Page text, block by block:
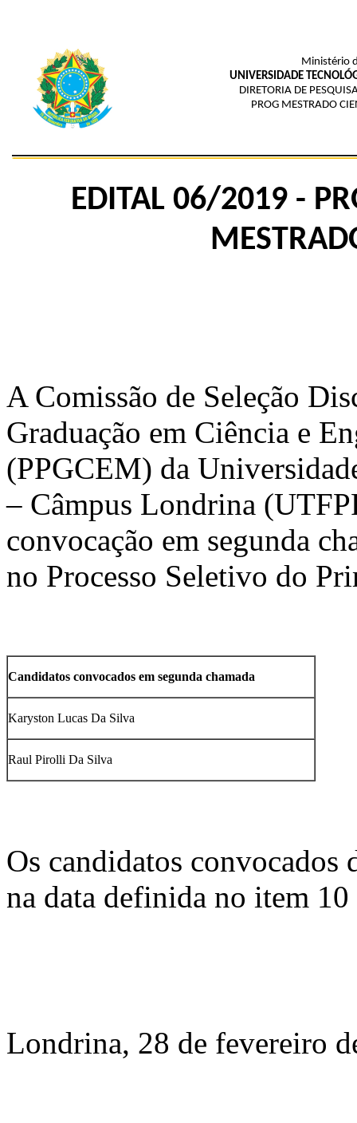
Ministério
UNIVERSIDADE
DIRETORIA DE
PROG MESTRADO
EDITAL 06/2019 -
A Comissão de Seleção
Graduação em Ciência e
(PPGCEM) da
– Câmpus Londrina
convocação em segunda
no Processo Seletivo do
Candidatos convocados em segunda chamada
Karyston Lucas Da Silva
Raul Pirolli Da Silva
Os candidatos convocados
na data definida no item
Londrina, 28 de fevereiro